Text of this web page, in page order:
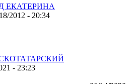
ЕКАТЕРИНА
2012 - 20:34
- 23:23